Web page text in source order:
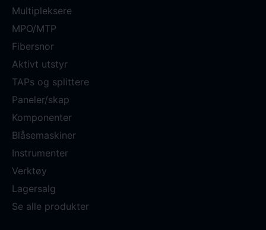
Multipleksere
MPO/MTP
Fibersnor
Aktivt utstyr
TAPs og splittere
Paneler/skap
Komponenter
Blåsemaskiner
Instrumenter
Verktøy
Lagersalg
Se alle produkter